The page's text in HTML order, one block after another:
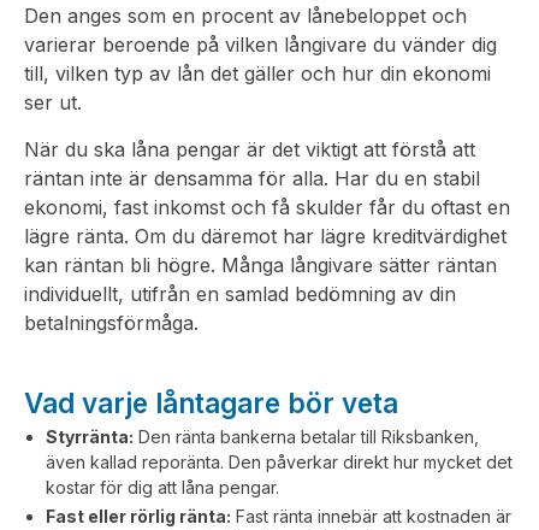
Den anges som en procent av lånebeloppet och
varierar beroende på vilken långivare du vänder dig
till, vilken typ av lån det gäller och hur din ekonomi
ser ut.
När du ska låna pengar är det viktigt att förstå att
räntan inte är densamma för alla. Har du en stabil
ekonomi, fast inkomst och få skulder får du oftast en
lägre ränta. Om du däremot har lägre kreditvärdighet
kan räntan bli högre. Många långivare sätter räntan
individuellt, utifrån en samlad bedömning av din
betalningsförmåga.
Vad varje låntagare bör veta
Styrränta: Den ränta bankerna betalar till Riksbanken,
även kallad reporänta. Den påverkar direkt hur mycket det
kostar för dig att låna pengar.
Fast eller rörlig ränta: Fast ränta innebär att kostnaden är